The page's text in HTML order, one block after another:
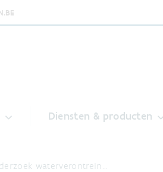
Diensten & producten
waterverontrein…